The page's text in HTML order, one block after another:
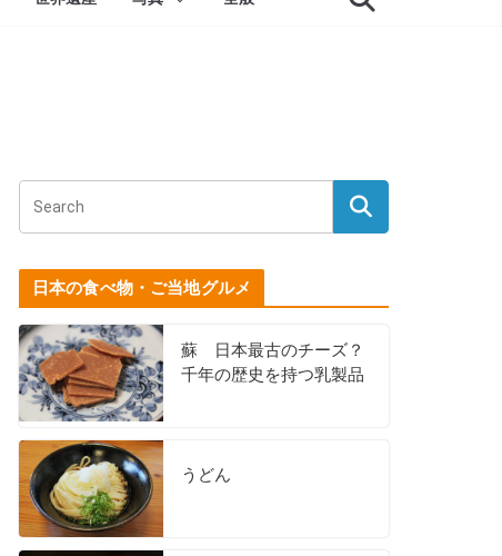
日本の食べ物・ご当地グルメ
蘇 日本最古のチーズ？
千年の歴史を持つ乳製品
うどん